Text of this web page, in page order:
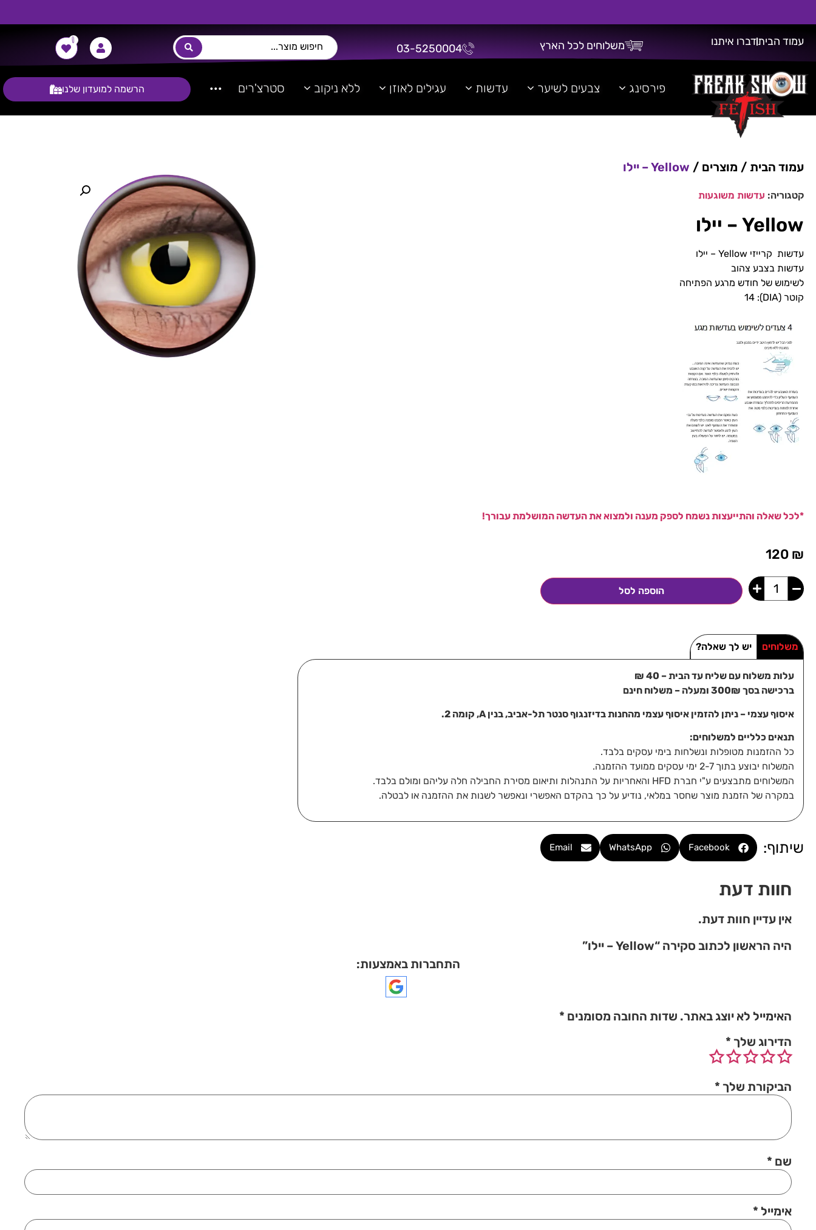
משלוח חינם על כל רכישה מעל 300 ש"ח!
עמוד הביתדברו איתנו משלוחים לכל הארץ 03-5250004
0
פירסינג צבעים לשיער עדשות עגילים לאוזן ללא ניקוב סטרצ'רים ··· הרשמה למועדון שלנו
עמוד הבית / מוצרים / Yellow – יילו
קטגוריה: עדשות משוגעות
Yellow – יילו
עדשות קרייזי Yellow – יילו
עדשות בצבע צהוב
לשימוש של חודש מרגע הפתיחה
קוטר (DIA): 14
*לכל שאלה והתייעצות נשמח לספק מענה ולמצוא את העדשה המושלמת עבורך!
120 ₪
הוספה לסל
משלוחים יש לך שאלה?
עלות משלוח עם שליח עד הבית – 40 ₪
ברכישה בסך 300₪ ומעלה – משלוח חינם
איסוף עצמי – ניתן להזמין איסוף עצמי מהחנות בדיזנגוף סנטר תל-אביב, בנין A, קומה 2.
תנאים כלליים למשלוחים:
כל ההזמנות מטופלות ונשלחות בימי עסקים בלבד.
המשלוח יבוצע בתוך 2-7 ימי עסקים ממועד ההזמנה.
המשלוחים מתבצעים ע"י חברת HFD והאחריות על התנהלות ותיאום מסירת החבילה חלה עליהם ומולם בלבד.
במקרה של הזמנת מוצר שחסר במלאי, נודיע על כך בהקדם האפשרי ונאפשר לשנות את ההזמנה או לבטלה.
שיתוף: Facebook
WhatsApp
Email
חוות דעת
אין עדיין חוות דעת.
היה הראשון לכתוב סקירה “Yellow – יילו”
התחברות באמצעות:
האימייל לא יוצג באתר. שדות החובה מסומנים *
הדירוג שלך *
הביקורת שלך *
שם *
אימייל *